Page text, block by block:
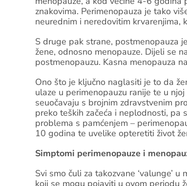
znakovima. Perimenopauza je tako
neurednim i neredovitim krvarenjima,
S druge pak strane, postmenopauza
žene, odnosno menopauze. Dijeli se
postmenopauzu. Kasna menopauza
Ono što je ključno naglasiti je to da
ulaze u perimenopauzu ranije te u
seuočavaju s brojnim zdravstvenim
preko teških začeća i neplodnosti, pa
problema s pamćenjem –
10 godina te uvelike opteretiti život
Simptomi perimenopauze i
Svi smo čuli za takozvane ‘valunge’